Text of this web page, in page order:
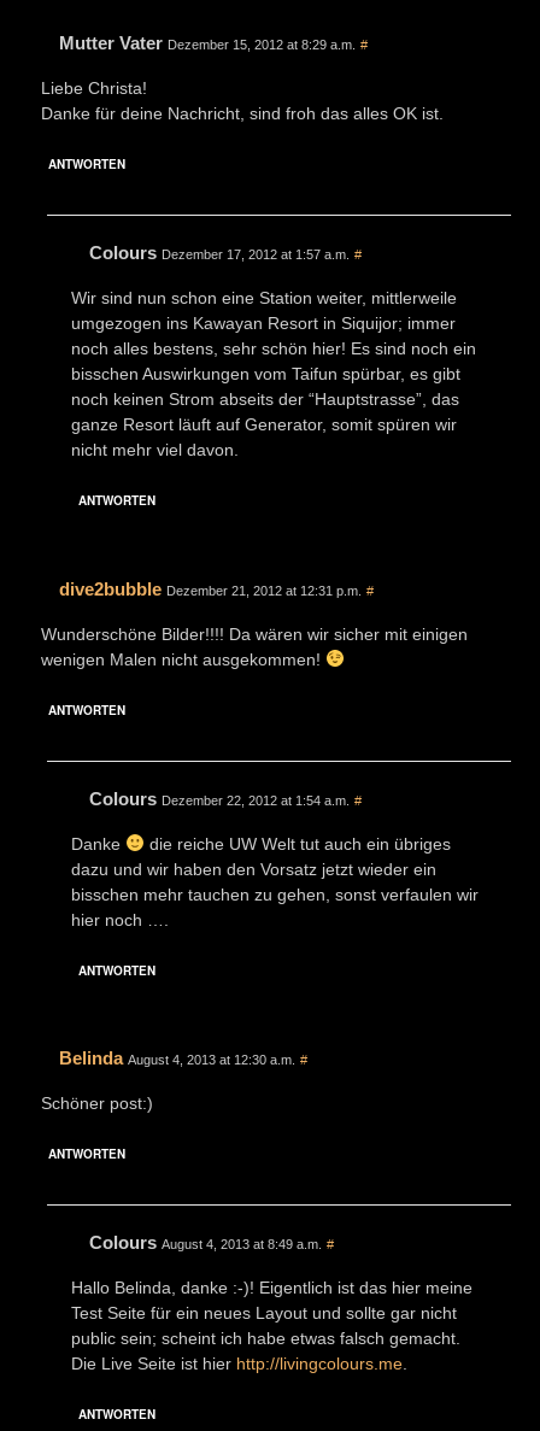
Mutter Vater Dezember 15, 2012 at 8:29 a.m. #
Liebe Christa!
Danke für deine Nachricht, sind froh das alles OK ist.
ANTWORTEN
Colours Dezember 17, 2012 at 1:57 a.m. #
Wir sind nun schon eine Station weiter, mittlerweile
umgezogen ins Kawayan Resort in Siquijor; immer
noch alles bestens, sehr schön hier! Es sind noch ein
bisschen Auswirkungen vom Taifun spürbar, es gibt
noch keinen Strom abseits der “Hauptstrasse”, das
ganze Resort läuft auf Generator, somit spüren wir
nicht mehr viel davon.
ANTWORTEN
dive2bubble Dezember 21, 2012 at 12:31 p.m. #
Wunderschöne Bilder!!!! Da wären wir sicher mit einigen
wenigen Malen nicht ausgekommen!
ANTWORTEN
Colours Dezember 22, 2012 at 1:54 a.m. #
Danke
die reiche UW Welt tut auch ein übriges
dazu und wir haben den Vorsatz jetzt wieder ein
bisschen mehr tauchen zu gehen, sonst verfaulen wir
hier noch ….
ANTWORTEN
Belinda August 4, 2013 at 12:30 a.m. #
Schöner post:)
ANTWORTEN
Colours August 4, 2013 at 8:49 a.m. #
Hallo Belinda, danke :-)! Eigentlich ist das hier meine
Test Seite für ein neues Layout und sollte gar nicht
public sein; scheint ich habe etwas falsch gemacht.
Die Live Seite ist hier http://livingcolours.me
ANTWORTEN